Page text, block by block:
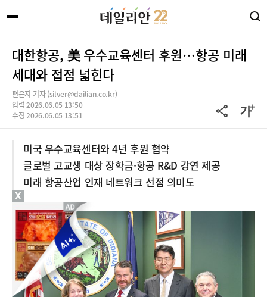
대한항공, 美 우수교육센터 후원…항공 미래
세대와 접점 넓힌다
편은지 기자 (silver@dailian.co.kr)
입력 2026.06.05 13:50
수정 2026.06.05 13:51
미국 우수교육센터와 4년 후원 협약
글로벌 고교생 대상 장학금·항공 R&D 강연 제공
미래 항공산업 인재 네트워크 선점 의미도
X